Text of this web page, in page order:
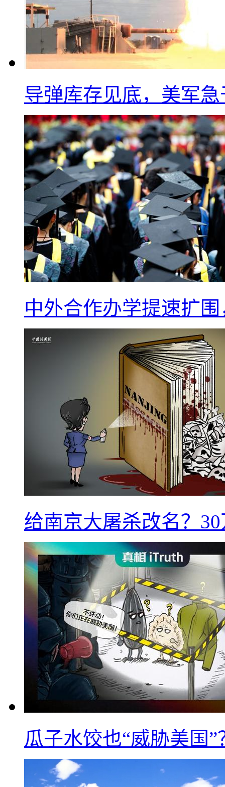
导弹库存见底，美军
中外合作办学提速扩
给南京大屠杀改名？
瓜子水饺也“威胁美国”